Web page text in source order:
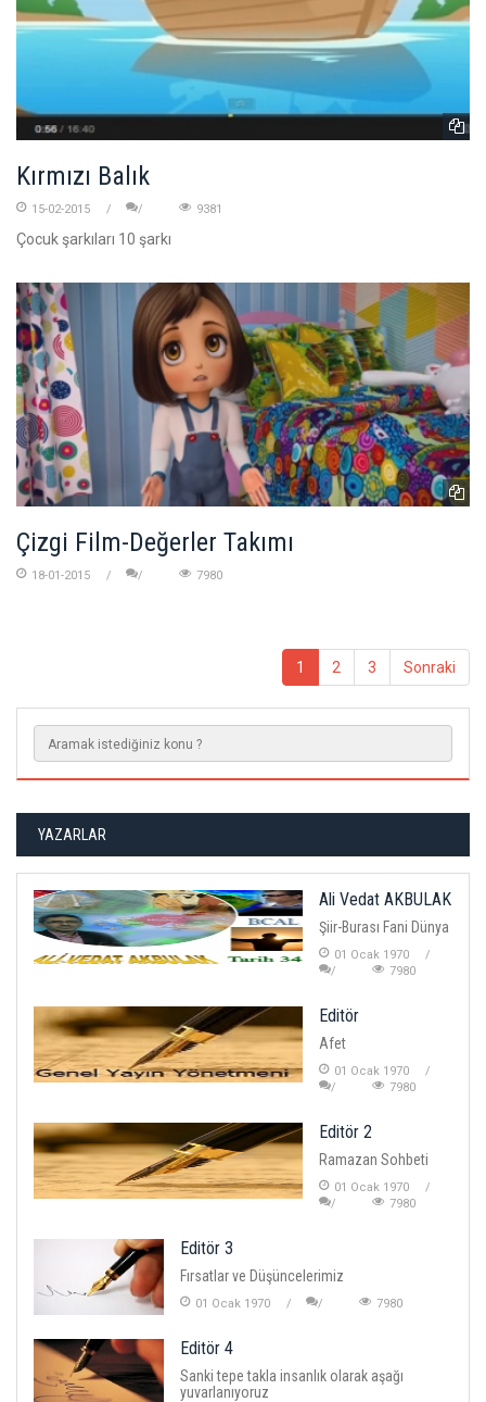
Kırmızı Balık
15-02-2015 9381
Çocuk şarkıları 10 şarkı
Çizgi Film-Değerler Takımı
18-01-2015 7980
1 2 3 Sonraki
YAZARLAR
Ali Vedat AKBULAK
Şiir-Burası Fani Dünya
01 Ocak 1970
7980
Editör
Afet
01 Ocak 1970
7980
Editör 2
Ramazan Sohbeti
01 Ocak 1970
7980
Editör 3
Fırsatlar ve Düşüncelerimiz
01 Ocak 1970 7980
Editör 4
Sanki tepe takla insanlık olarak aşağı
yuvarlanıyoruz